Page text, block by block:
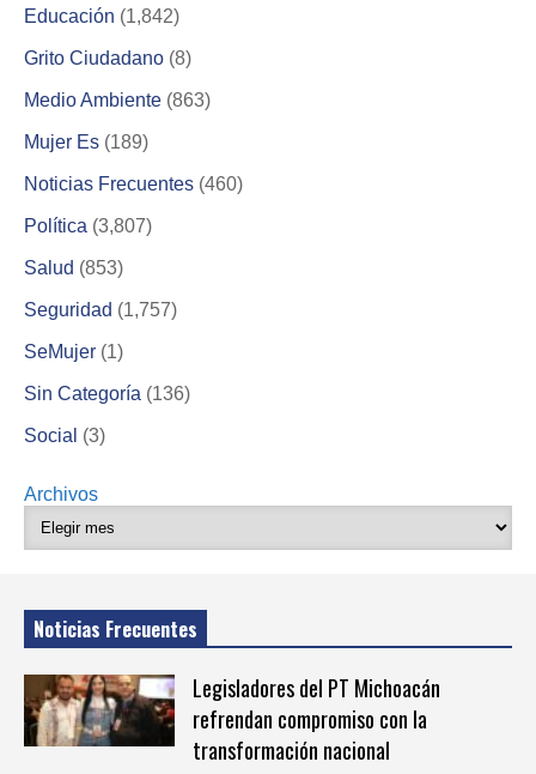
Educación (1,842)
Grito Ciudadano (8)
Medio Ambiente (863)
Mujer Es (189)
Noticias Frecuentes (460)
Política (3,807)
Salud (853)
Seguridad (1,757)
SeMujer (1)
Sin Categoría (136)
Social (3)
Archivos
Noticias Frecuentes
Legisladores del PT Michoacán
refrendan compromiso con la
transformación nacional